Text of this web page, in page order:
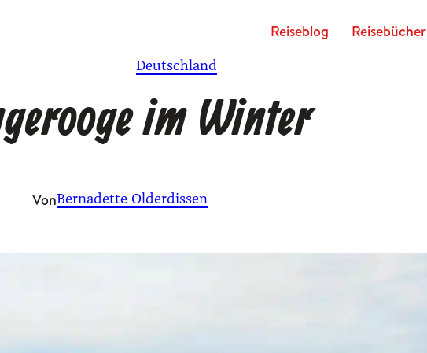
Rei­se­blog Reisebücher
Deutschland
im Winter
VonBernadette Olderdissen